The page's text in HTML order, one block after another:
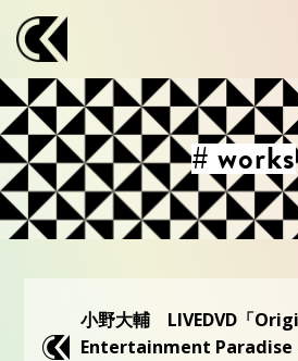
# works
小野大輔 LIVEDVD「
Entertainment Paradise